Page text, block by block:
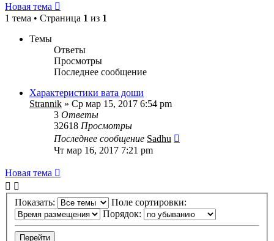
Новая тема
1 тема • Страница 1 из 1
Темы
Ответы
Просмотры
Последнее сообщение
Характеристики вата доши
Strannik » Ср мар 15, 2017 6:54 pm
3 Ответы
32618 Просмотры
Последнее сообщение Sadhu
Чт мар 16, 2017 7:21 pm
Новая тема
Показать:
Поле сортировки:
Порядок: